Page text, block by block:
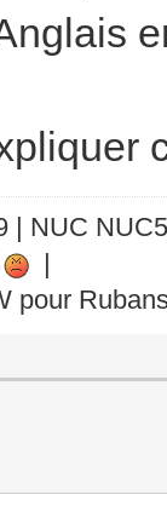
| NUC
|
pour